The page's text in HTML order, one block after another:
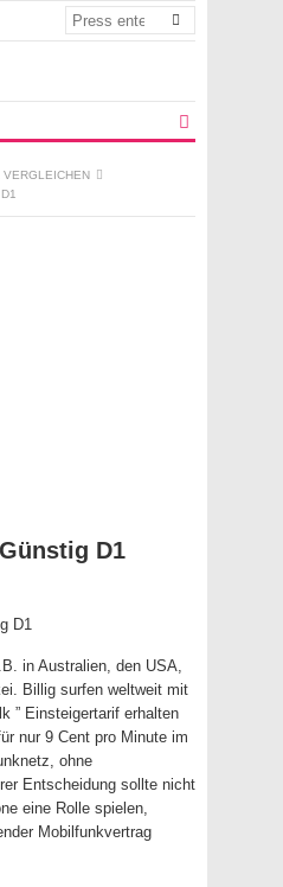
VERGLEICHEN
D1
in Australien, den USA,
Billig surfen weltweit mit
” Einsteigertarif erhalten
nur 9 Cent pro Minute im
ohne
Entscheidung sollte nicht
eine Rolle spielen,
Mobilfunkvertrag